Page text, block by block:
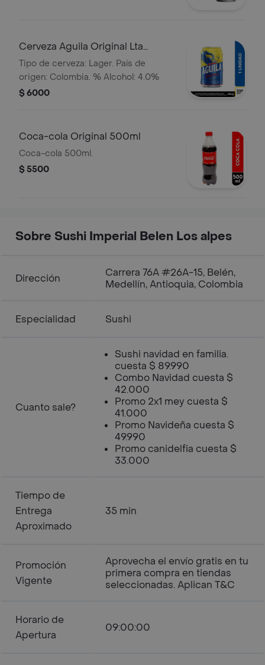
Cerveza Aguila Original Lta
330ml
Tipo de cerveza: Lager. País de
origen: Colombia. % Alcohol: 4.0%
$ 6000
Coca-cola Original 500ml
Coca-cola 500ml.
$ 5500
Sobre Sushi Imperial Belen Los alpes
Dirección
Carrera 76A #26A-15, Belén,
Medellín, Antioquia, Colombia
Especialidad Sushi
Cuanto sale?
Sushi navidad en familia.
cuesta $ 89.990
Combo Navidad cuesta $
42.000
Promo 2x1 mey cuesta $
41.000
Promo Navideña cuesta $
49.990
Promo canidelfia cuesta $
33.000
Tiempo de
Entrega
Aproximado
35 min
Promoción
Vigente
Aprovecha el envío gratis en tu
primera compra en tiendas
seleccionadas. Aplican T&C
Horario de
Apertura
09:00:00